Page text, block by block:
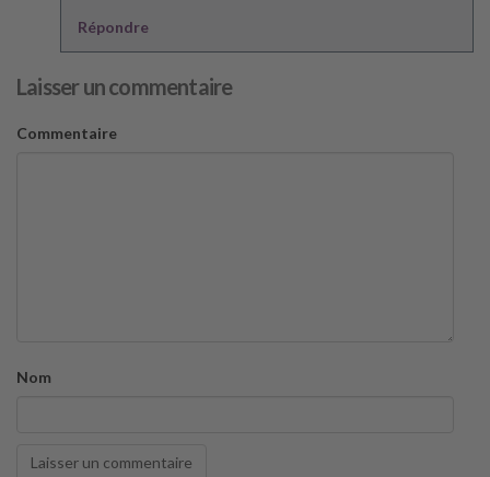
Répondre
Laisser un commentaire
Commentaire
Nom